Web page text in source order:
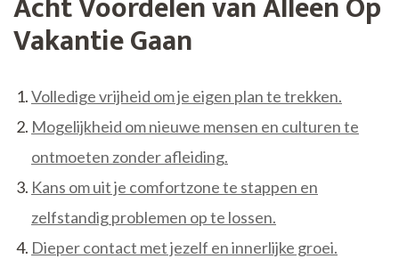
Vakantie Gaan
Volledige vrijheid om je eigen plan te trekken.
Mogelijkheid om nieuwe mensen en culturen te
ontmoeten zonder afleiding.
Kans om uit je comfortzone te stappen en
zelfstandig problemen op te lossen.
Dieper contact met jezelf en innerlijke groei.